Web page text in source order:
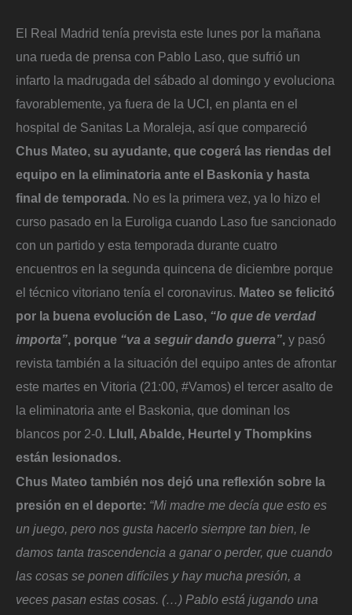
El Real Madrid tenía prevista este lunes por la mañana
una rueda de prensa con Pablo Laso, que sufrió un
infarto la madrugada del sábado al domingo y evoluciona
favorablemente, ya fuera de la UCI, en planta en el
hospital de Sanitas La Moraleja, así que compareció
Chus Mateo, su ayudante, que cogerá las riendas del
equipo en la eliminatoria ante el Baskonia y hasta
final de temporada. No es la primera vez, ya lo hizo el
curso pasado en la Euroliga cuando Laso fue sancionado
con un partido y esta temporada durante cuatro
encuentros en la segunda quincena de diciembre porque
el técnico vitoriano tenía el coronavirus. Mateo se felicitó
por la buena evolución de Laso, “lo que de verdad
importa”, porque “va a seguir dando guerra”, y pasó
revista también a la situación del equipo antes de afrontar
este martes en Vitoria (21:00, #Vamos) el tercer asalto de
la eliminatoria ante el Baskonia, que dominan los
blancos por 2-0. Llull, Abalde, Heurtel y Thompkins
están lesionados.
Chus Mateo también nos dejó una reflexión sobre la
presión en el deporte: “Mi madre me decía que esto es
un juego, pero nos gusta hacerlo siempre tan bien, le
damos tanta trascendencia a ganar o perder, que cuando
las cosas se ponen difíciles y hay mucha presión, a
veces pasan estas cosas. (…) Pablo está jugando una